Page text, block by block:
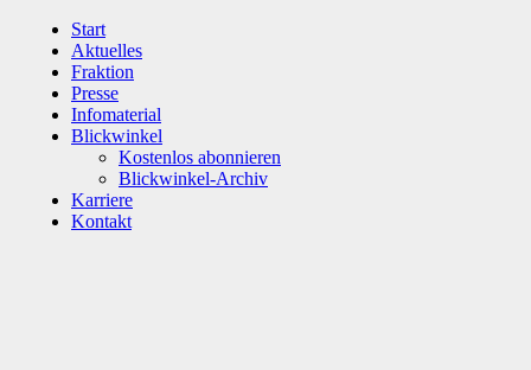
Start
Aktuelles
Fraktion
Presse
Infomaterial
Blickwinkel
Kostenlos abonnieren
Blickwinkel-Archiv
Karriere
Kontakt